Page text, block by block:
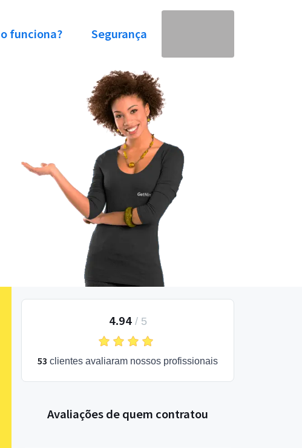
funciona? Segurança
4.94/ 5
53 clientes avaliaram nossos profissionais
Avaliações de quem contratou